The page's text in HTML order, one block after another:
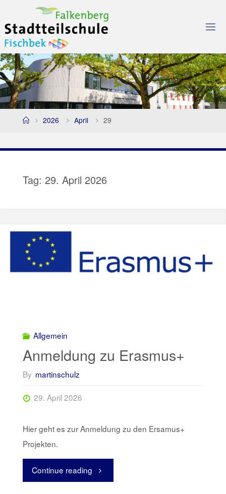
to
content
Home2026 April 29
Tag: 29. April 2026
Allgemein
Anmeldung zu Erasmus+
By martinschulz
29. April 2026
Hier geht es zur Anmeldung zu den Ersamus+
Projekten.
Continue reading "Anmeldung